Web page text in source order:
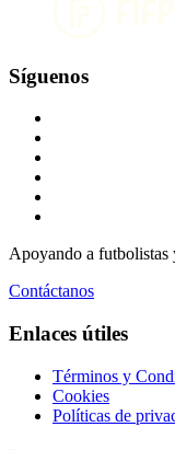
Síguenos
Apoyando a futbolistas
Contáctanos
Enlaces útiles
Términos y
Cookies
Políticas de